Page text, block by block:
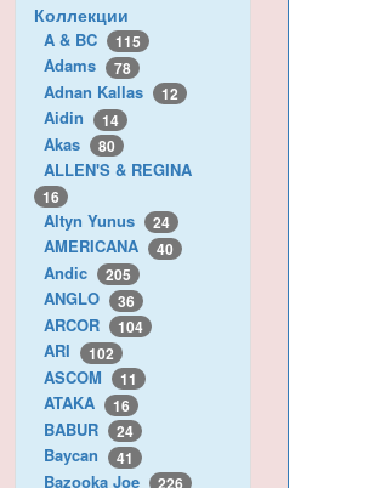
Коллекции
A & BC 115
Adams 78
Adnan Kallas 12
Aidin 14
Akas 80
ALLEN'S & REGINA
16
Altyn Yunus 24
AMERICANA 40
Andic 205
ANGLO 36
ARCOR 104
ARI 102
ASCOM 11
ATAKA 16
BABUR 24
Baycan 41
Bazooka Joe 226